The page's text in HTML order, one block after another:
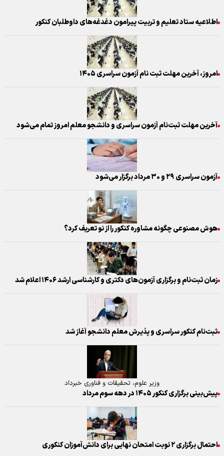
اطلاعیه ستاد تعلیم و تربیت پیرامون دغدغه‌های داوطلبان کنکور
امروز، آخرین مهلت ثبت نام آزمون سراسری ۱۴۰۵
آخرین مهلت ثبت‌نام آزمون سراسری و دانشجو معلم امروز تمام می‌شود
آزمون سراسری ۲۹ و ۳۰ مرداد برگزار می‌شود
هوش مصنوعی چگونه مشاوره کنکور را از نو تعریف کرد؟
زمان ثبت‌نام و برگزاری آزمون‌های دکتری و کارشناسی ارشد ۱۴۰۶ اعلام شد
ثبت‌نام کنکور سراسری و پذیرش معلم دانشجو آغاز شد
وزیر علوم، تحقیقات و فناوری خبرداد
پیش‌بینی برگزاری کنکور ۱۴۰۵ در دهه سوم مرداد
احتمال برگزاری ۲ نوبت امتحان نهایی برای دانش‌آموزان کنکوری